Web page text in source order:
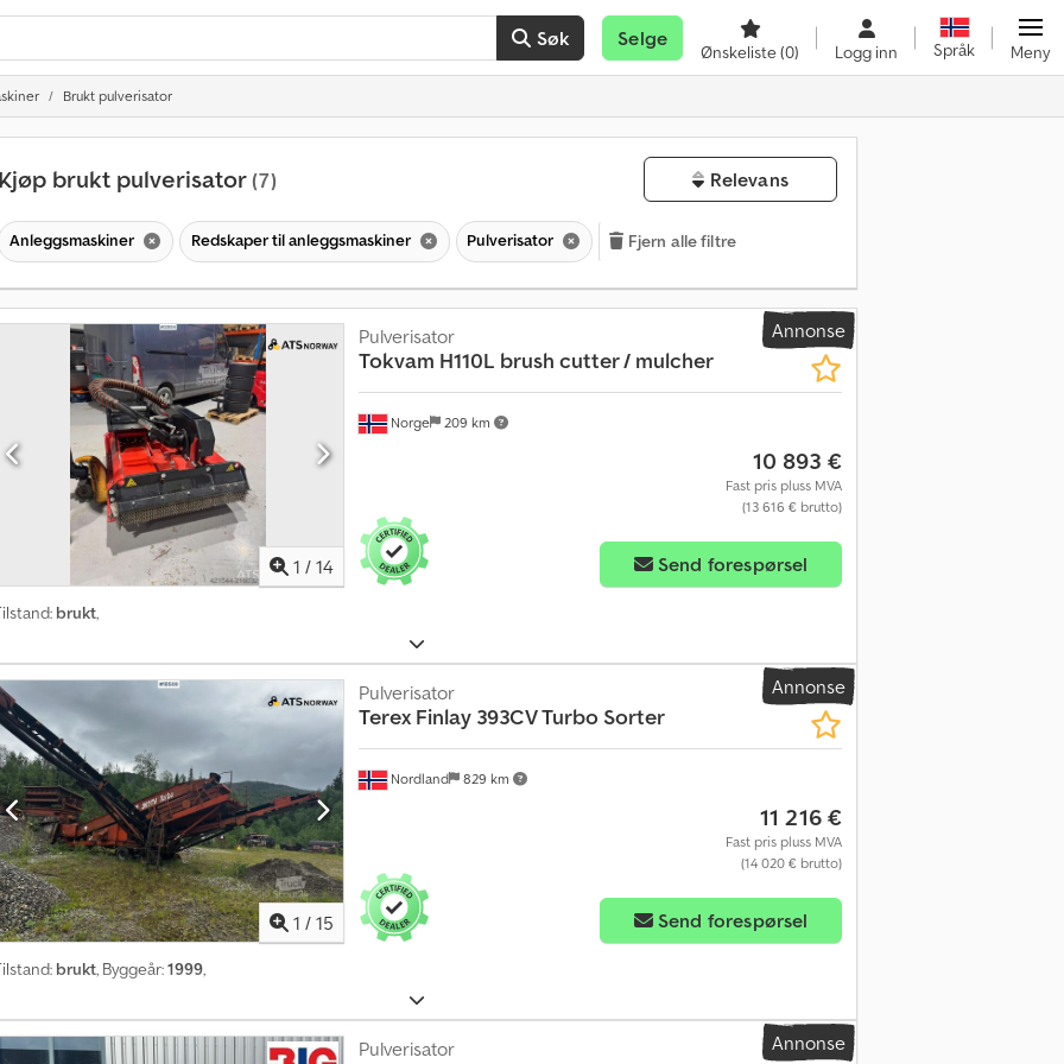
Søk Selge
Ønskeliste(0) Logg inn Språk Meny
Brukt pulverisator
brukt pulverisator(7) Relevans
Anleggsmaskiner Redskaper til anleggsmaskiner Pulverisator Fjern alle filtre
Annonse
1 / 14
Norge 209 km
Pulverisator
Tokvam H110L brush cutter / mulcher
10 893 €
Fast pris pluss MVA
(13 616 € brutto)
Send forespørsel
brukt,
Annonse
1 / 15
Nordland 829 km
Pulverisator
Terex Finlay 393CV Turbo Sorter
11 216 €
Fast pris pluss MVA
(14 020 € brutto)
Send forespørsel
brukt, Byggeår:1999,
Annonse
Pulverisator